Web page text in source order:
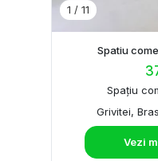
1 / 11
Spatiu
Spațiu
Grivitei,
Vezi